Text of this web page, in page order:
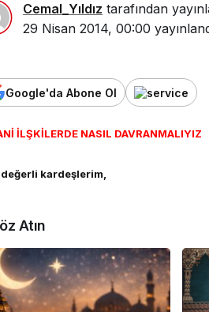
Cemal_Yıldız tarafından
29 Nisan 2014, 00:00
Google'da Abone Ol
İLŞKİLERDE NASIL DAVRANMALIYIZ
kardeşlerim,
Atın